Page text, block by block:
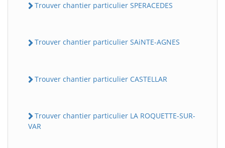
Trouver chantier particulier SPERACEDES
Trouver chantier particulier SAiNTE-AGNES
Trouver chantier particulier CASTELLAR
Trouver chantier particulier LA ROQUETTE-SUR-
VAR